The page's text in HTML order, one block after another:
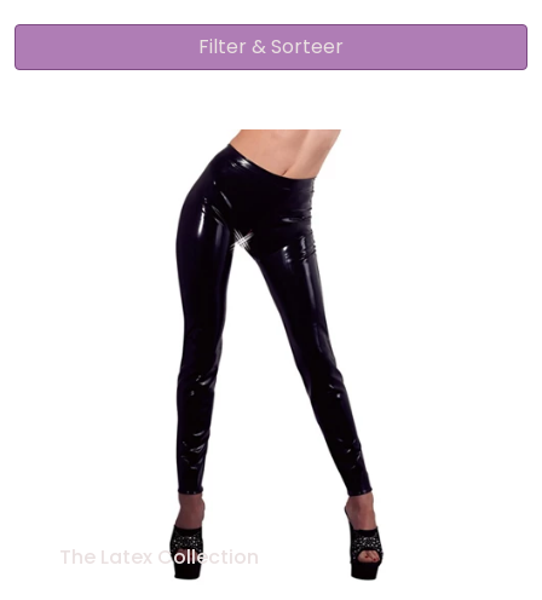
Filter & Sorteer
The Latex Collection